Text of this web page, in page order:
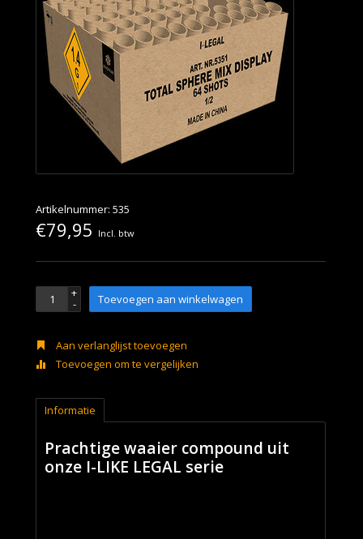
Artikelnummer: 535
€79,95 Incl. btw
+
- Toevoegen aan winkelwagen
Aan verlanglijst toevoegen
Toevoegen om te vergelijken
Informatie
Prachtige waaier compound uit
onze I-LIKE LEGAL serie